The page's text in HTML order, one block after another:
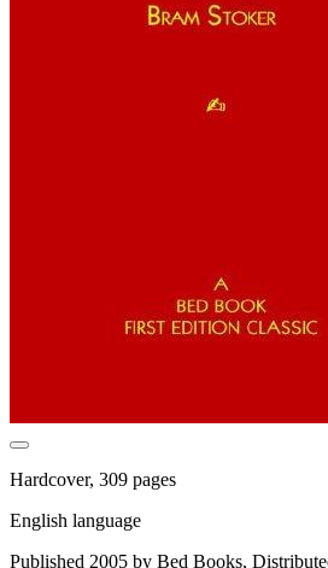
Hardcover, 309 pages
English language
Published 2005 by Bed Books,